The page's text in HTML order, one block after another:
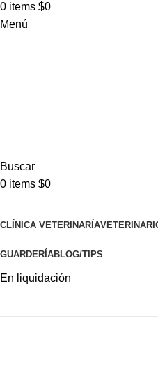
0 items $0
Menú
Buscar
0 items $0
CLÍNICA VETERINARÍA
GUARDERÍABLOG/TIPS
En liquidación